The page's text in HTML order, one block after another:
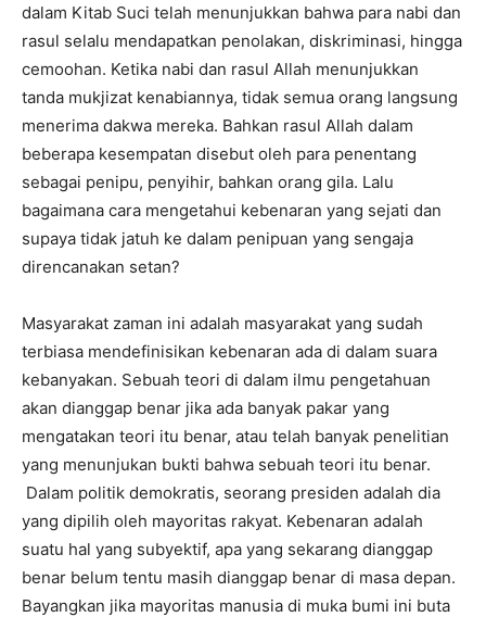
dalam Kitab Suci telah menunjukkan bahwa para nabi dan
rasul selalu mendapatkan penolakan, diskriminasi, hingga
cemoohan. Ketika nabi dan rasul Allah menunjukkan
tanda mukjizat kenabiannya, tidak semua orang langsung
menerima dakwa mereka. Bahkan rasul Allah dalam
beberapa kesempatan disebut oleh para penentang
sebagai penipu, penyihir, bahkan orang gila. Lalu
bagaimana cara mengetahui kebenaran yang sejati dan
supaya tidak jatuh ke dalam penipuan yang sengaja
direncanakan setan?
Masyarakat zaman ini adalah masyarakat yang sudah
terbiasa mendefinisikan kebenaran ada di dalam suara
kebanyakan. Sebuah teori di dalam ilmu pengetahuan
akan dianggap benar jika ada banyak pakar yang
mengatakan teori itu benar, atau telah banyak penelitian
yang menunjukan bukti bahwa sebuah teori itu benar.
Dalam politik demokratis, seorang presiden adalah dia
yang dipilih oleh mayoritas rakyat. Kebenaran adalah
suatu hal yang subyektif, apa yang sekarang dianggap
benar belum tentu masih dianggap benar di masa depan.
Bayangkan jika mayoritas manusia di muka bumi ini buta